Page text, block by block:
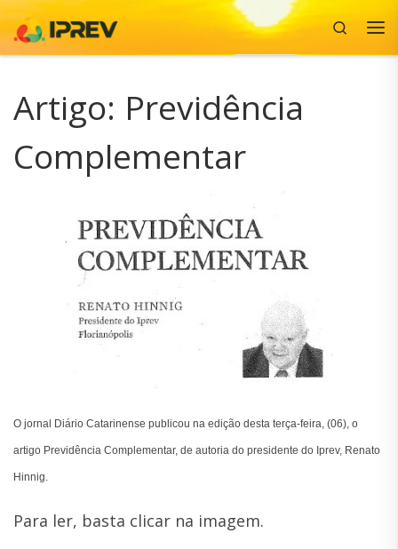
Skip to content
Search
Artigo: Previdência
Complementar
O jornal Diário Catarinense publicou na edição desta terça-feira, (06), o
artigo Previdência Complementar, de autoria do presidente do Iprev, Renato
Hinnig.
Para ler, basta clicar na imagem.